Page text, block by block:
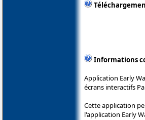
Informations
Application Early
écrans interactifs
Cette application
l'application Early